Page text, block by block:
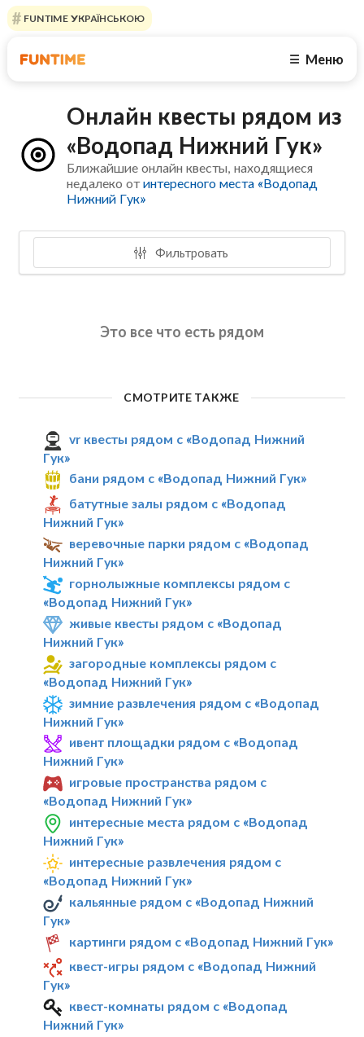
FUNTIME УКРАЇНСЬКОЮ
☰ Меню
Онлайн квесты рядом из
«Водопад Нижний Гук»
Ближайшие онлайн квесты, находящиеся
недалеко отинтересного места «Водопад
Нижний Гук»
Фильтровать
Это все что есть рядом
СМОТРИТЕ ТАКЖЕ
vr квесты рядом с «Водопад Нижний
Гук»
бани рядом с «Водопад Нижний Гук»
батутные залы рядом с «Водопад
Нижний Гук»
веревочные парки рядом с «Водопад
Нижний Гук»
горнолыжные комплексы рядом с
«Водопад Нижний Гук»
живые квесты рядом с «Водопад
Нижний Гук»
загородные комплексы рядом с
«Водопад Нижний Гук»
зимние развлечения рядом с «Водопад
Нижний Гук»
ивент площадки рядом с «Водопад
Нижний Гук»
игровые пространства рядом с
«Водопад Нижний Гук»
интересные места рядом с «Водопад
Нижний Гук»
интересные развлечения рядом с
«Водопад Нижний Гук»
кальянные рядом с «Водопад Нижний
Гук»
картинги рядом с «Водопад Нижний Гук»
квест-игры рядом с «Водопад Нижний
Гук»
квест-комнаты рядом с «Водопад
Нижний Гук»